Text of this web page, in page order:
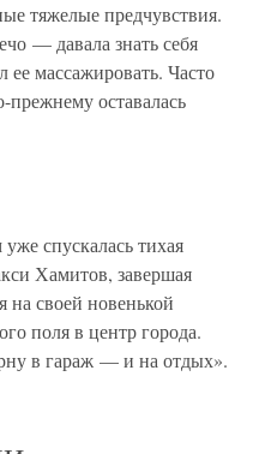
тяжелые предчувствия.
— давала знать себя
ее массажировать. Часто
прежнему оставалась
спускалась тихая
Хамитов, завершая
на своей новенькой
поля в центр города.
в гараж — и на отдых».